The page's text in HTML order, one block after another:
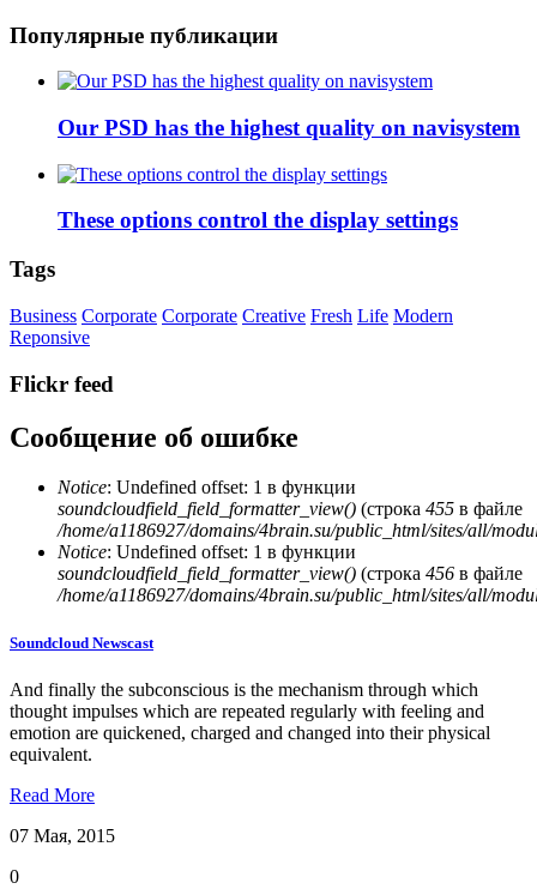
Популярные публикации
Our PSD has the highest quality on navisystem
These options control the display settings
Tags
Business Corporate Corporate Creative Fresh Life Modern
Reponsive
Flickr feed
Сообщение об ошибке
Notice: Undefined offset: 1 в функции
soundcloudfield_field_formatter_view() (строка 455 в файле
/home/a1186927/domains/4brain.su/public_html/sites/all/
Notice: Undefined offset: 1 в функции
soundcloudfield_field_formatter_view() (строка 456 в файле
/home/a1186927/domains/4brain.su/public_html/sites/all/
Soundcloud Newscast
And finally the subconscious is the mechanism through which
thought impulses which are repeated regularly with feeling and
emotion are quickened, charged and changed into their physical
equivalent.
Read More
07 Мая, 2015
0